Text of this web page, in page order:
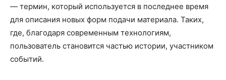
— термин, который используется в последнее время
для описания новых форм подачи материала. Таких,
где, благодаря современным технологиям,
пользователь становится частью истории, участником
событий.